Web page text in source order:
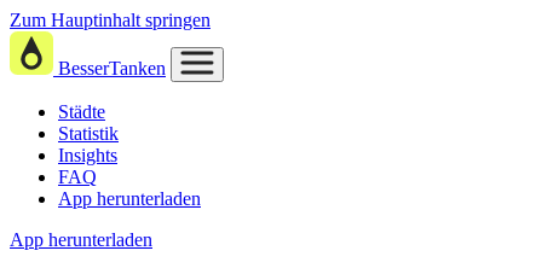
Zum Hauptinhalt springen
BesserTanken
Städte
Statistik
Insights
FAQ
App herunterladen
App herunterladen